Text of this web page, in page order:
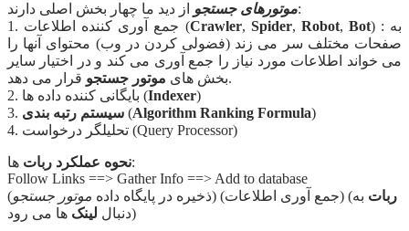
موتورهای جستجواز دید ما چهار بخش اصلی دارند:
1. جمع آوری کننده اطلاعات (Crawler, Spider, Robot, Bot) : به
صفحات مختلف سر می زند (فضولی کردن در وب) محتوای آنها را
می خواند اطلاعات مورد نیاز را جمع آوری می کند و در اختیار سایر
بخش های موتور جستجو
قرار می دهد.
2. بایگانی کننده داده ها (Indexer)
3. سیستم رتبه بندی (Algorithm Ranking Formula)
4. تحلیلگر درخواست (Query Processor)
نحوه عملکرد رباتها:
Follow Links ==> Gather Info ==> Add to database
(ذخیره در پایگاه داده موتور جستجو ) (جمع آوری اطلاعات) ( ربات به
دنبال لینک ها می رود)